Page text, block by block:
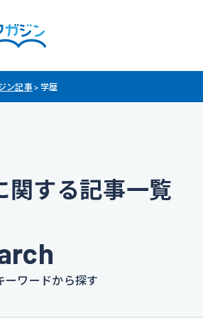
ン記事 > 学歴
関する記事一覧
ーワードから探す